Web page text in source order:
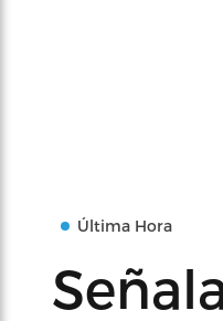
Última Hora